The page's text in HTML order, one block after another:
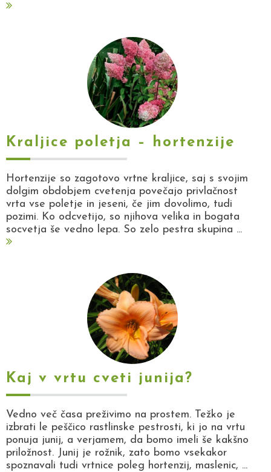
Kraljice poletja – hortenzije
Hortenzije so zagotovo vrtne kraljice, saj s svojim
dolgim obdobjem cvetenja povečajo privlačnost
vrta vse poletje in jeseni, če jim dovolimo, tudi
pozimi. Ko odcvetijo, so njihova velika in bogata
socvetja še vedno lepa. So zelo pestra skupina ...
Kaj v vrtu cveti junija?
Vedno več časa preživimo na prostem. Težko je
izbrati le peščico rastlinske pestrosti, ki jo na vrtu
ponuja junij, a verjamem, da bomo imeli še kakšno
priložnost. Junij je rožnik, zato bomo vsekakor
spoznavali tudi vrtnice poleg hortenzij, maslenic, ...